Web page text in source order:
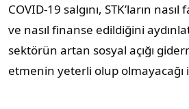
COVID-19 salgını, STK’ların
ve nasıl finanse edildiğini
sektörün artan sosyal açığı
etmenin yeterli olup olmayacağı